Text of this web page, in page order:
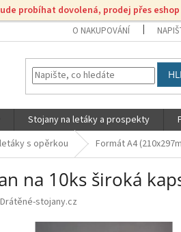
probíhat dovolená, prodej přes
O NAKUPOVÁNÍ
Stojany na letáky a prospekty
s opěrkou Formát A4
na 10ks široká
Drátěné-stojany.cz